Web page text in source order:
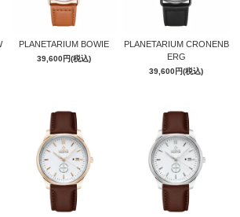
PLANETARIUM BOWIE
39,600円(税込)
PLANETARIUM CRONENB
ERG
39,600円(税込)